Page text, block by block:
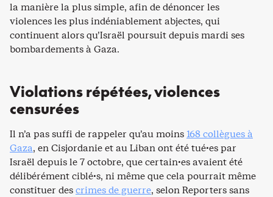
la manière la plus simple, afin de dénoncer les
violences les plus indéniablement abjectes, qui
continuent alors qu’Israël poursuit depuis mardi ses
bombardements à Gaza.
Violations répétées, violences
censurées
Il n’a pas suffi de rappeler qu’au moins 168 collègues à
Gaza, en Cisjordanie et au Liban ont été tué·es par
Israël depuis le 7 octobre, que certain·es avaient été
délibérément ciblé·s, ni même que cela pourrait même
constituer descrimes de guerre, selon Reporters sans